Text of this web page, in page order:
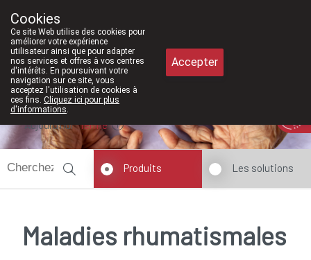
011/610300
Aujourd'hui fermé
Produits Les solutions
Maladies rhumatismales
Cookies
Ce site Web utilise des cookies pour
améliorer votre expérience
utilisateur ainsi que pour adapter
nos services et offres à vos centres
d'intérêts. En poursuivant votre
navigation sur ce site, vous
acceptez l'utilisation de cookies à
ces fins. Cliquez ici pour plus
d'informations.
Accepter